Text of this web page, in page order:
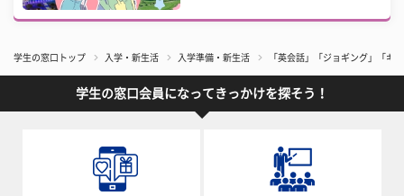
学生の窓口トップ 入学・新生活 入学準備・新生活 「英会話」「ジョギング」「ギ
学生の窓口会員になってきっかけを探そう！